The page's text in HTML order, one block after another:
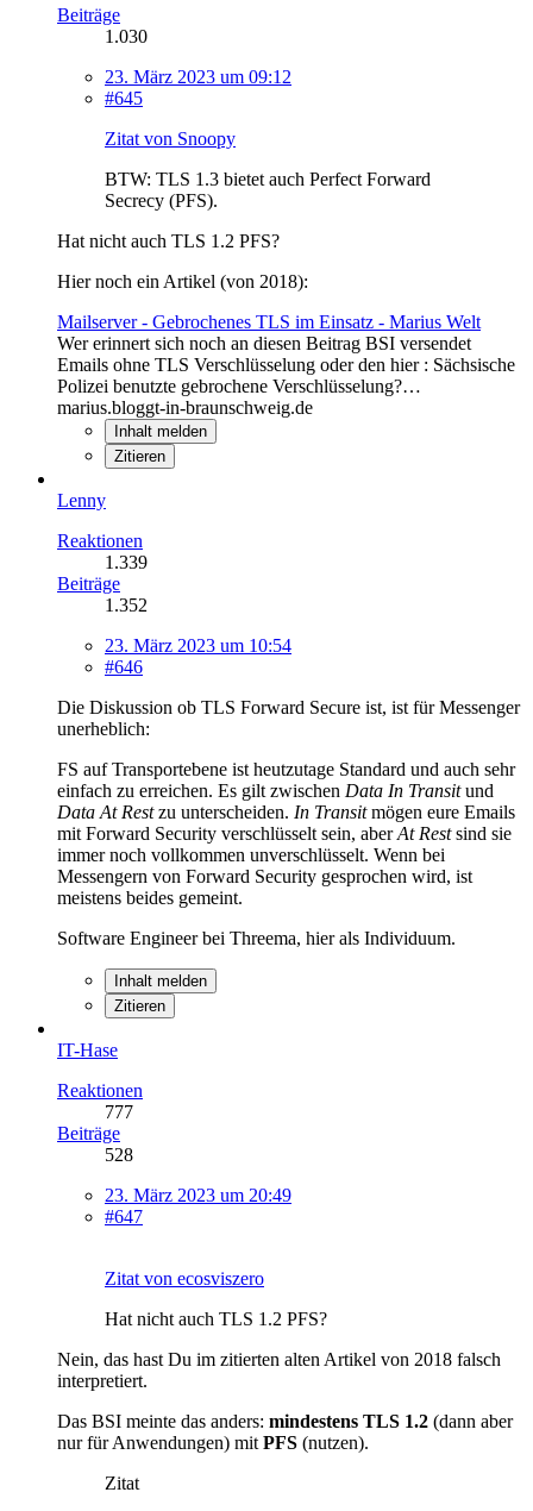
Beiträge
1.030
23. März 2023 um 09:12
#645
Zitat von Snoopy
BTW: TLS 1.3 bietet auch Perfect Forward
Secrecy (PFS).
Hat nicht auch TLS 1.2 PFS?
Hier noch ein Artikel (von 2018):
Mailserver - Gebrochenes TLS im Einsatz - Marius Welt
Wer erinnert sich noch an diesen Beitrag BSI versendet
Emails ohne TLS Verschlüsselung oder den hier : Sächsische
Polizei benutzte gebrochene Verschlüsselung?…
marius.bloggt-in-braunschweig.de
Inhalt melden
Zitieren
Lenny
Reaktionen
1.339
Beiträge
1.352
23. März 2023 um 10:54
#646
Die Diskussion ob TLS Forward Secure ist, ist für Messenger
unerheblich:
FS auf Transportebene ist heutzutage Standard und auch sehr
einfach zu erreichen. Es gilt zwischen Data In Transitund
Data At Restzu unterscheiden. In Transitmögen eure Emails
mit Forward Security verschlüsselt sein, aberAt Restsind sie
immer noch vollkommen unverschlüsselt. Wenn bei
Messengern von Forward Security gesprochen wird, ist
meistens beides gemeint.
Software Engineer bei Threema, hier als Individuum.
Inhalt melden
Zitieren
IT-Hase
Reaktionen
777
Beiträge
528
23. März 2023 um 20:49
#647
Zitat von ecosviszero
Hat nicht auch TLS 1.2 PFS?
Nein, das hast Du im zitierten alten Artikel von 2018 falsch
interpretiert.
Das BSI meinte das anders: mindestens TLS 1.2 (dann aber
nur für Anwendungen) mit PFS (nutzen).
Zitat